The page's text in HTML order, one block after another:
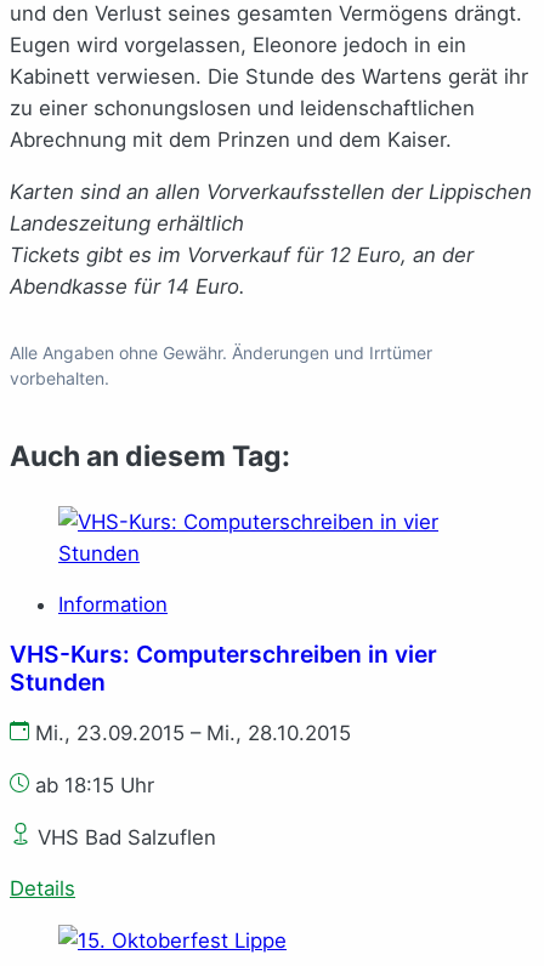
und den Verlust seines gesamten Vermögens drängt.
Eugen wird vorgelassen, Eleonore jedoch in ein
Kabinett verwiesen. Die Stunde des Wartens gerät ihr
zu einer schonungslosen und leidenschaftlichen
Abrechnung mit dem Prinzen und dem Kaiser.
Karten sind an allen Vorverkaufsstellen der Lippischen
Landeszeitung erhältlich
Tickets gibt es im Vorverkauf für 12 Euro, an der
Abendkasse für 14 Euro.
Alle Angaben ohne Gewähr. Änderungen und Irrtümer
vorbehalten.
Auch an diesem Tag:
Information
VHS-Kurs: Computerschreiben in vier
Stunden
Mi., 23.09.2015 – Mi., 28.10.2015
ab 18:15 Uhr
VHS Bad Salzuflen
Details